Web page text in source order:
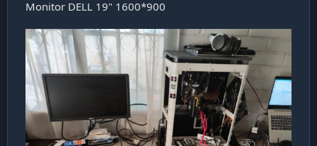
Monitor DELL 19" 1600*900